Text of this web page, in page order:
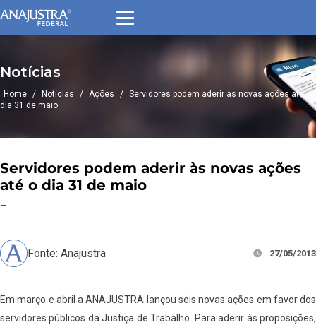
Notícias
Home / Notícias / Ações / Servidores podem aderir às novas ações até o
dia 31 de maio
Servidores podem aderir às novas ações
até o dia 31 de maio
–
Fonte: Anajustra 27/05/2013
Em março e abril a ANAJUSTRA lançou seis novas ações em favor dos
servidores públicos da Justiça de Trabalho. Para aderir às proposições,